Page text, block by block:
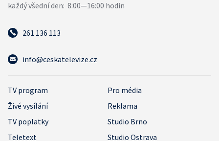
261 136 113
info@ceskatelevize.cz
TV program
Pro média
Živé vysílání
Reklama
TV poplatky
Studio Brno
Teletext
Studio Ostrava